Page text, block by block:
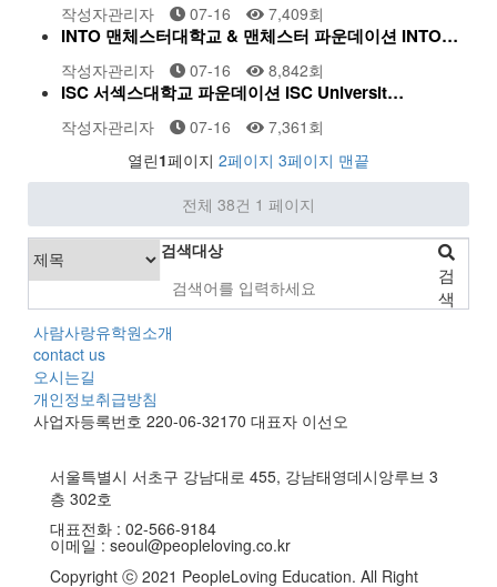
작성자관리자 07-16 7,409회
INTO 맨체스터대학교 & 맨체스터 파운데이션 INTO…
작성자관리자 07-16 8,842회
ISC 서섹스대학교 파운데이션 ISC Universit…
작성자관리자 07-16 7,361 회
열린1페이지 2페이지 3페이지 맨끝
전체 38건 1 페이지
검색대상
검
색
사람사랑유학원소개
contact us
오시는길
개인정보취급방침
사업자등록번호 220-06-32170 대표자 이선오
서울특별시 서초구 강남대로 455, 강남태영데시앙루브 3
층 302호
대표전화 : 02-566-9184
이메일 :seoul@peopleloving.co.kr
Copyright ⓒ 2021 PeopleLoving Education. All Right